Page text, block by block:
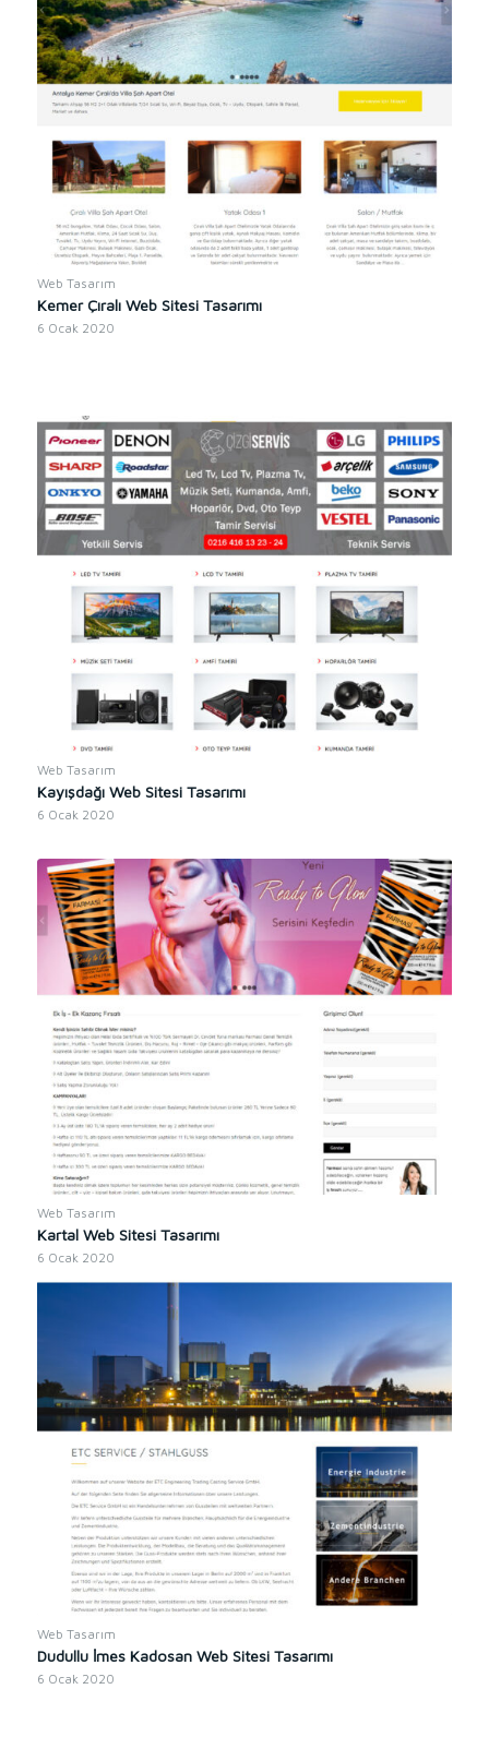
Web Tasarım
Kemer Çıralı Web Sitesi Tasarımı
6 Ocak 2020
Web Tasarım
Kayışdağı Web Sitesi Tasarımı
6 Ocak 2020
Web Tasarım
Kartal Web Sitesi Tasarımı
6 Ocak 2020
Web Tasarım
Dudullu İmes Kadosan Web Sitesi Tasarımı
6 Ocak 2020